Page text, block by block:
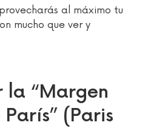
al máximo tu
mucho que ver y
la “Margen
(Paris